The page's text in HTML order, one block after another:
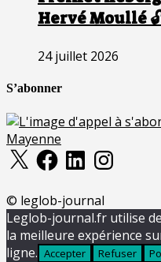
Hervé Moullé
24 juillet 2026
S’abonner
X FacebookLinkedInInstagram
© leglob-journal
Leglob-journal.fr utilise
la meilleure expérience
ligne. Accepter Refuser